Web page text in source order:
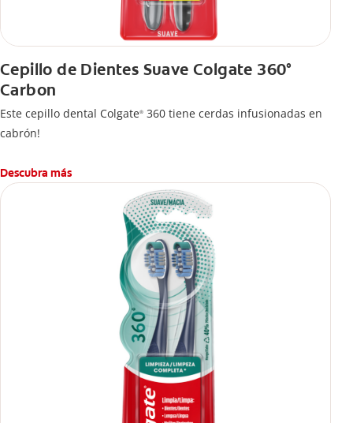
Cepillo de Dientes Suave Colgate 360°
Carbon
Este cepillo dental Colgate® 360 tiene cerdas infusionadas en
cabrón!
Descubra más